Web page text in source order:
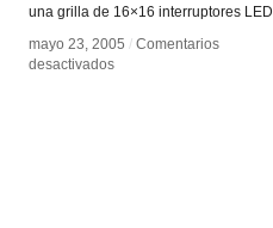
una grilla de 16×16 interruptores LED
mayo 23, 2005 / Comentarios
desactivadosen
mayo 23, 2005 / Comentarios
desactivadosen